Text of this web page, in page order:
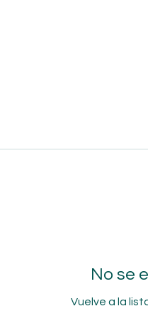
No se
Vuelve a la